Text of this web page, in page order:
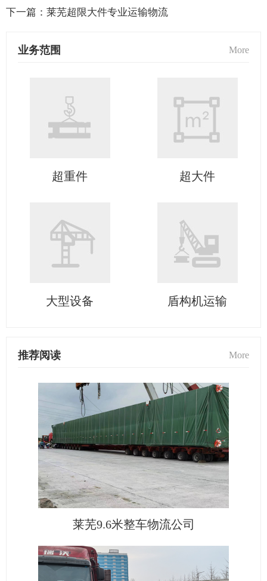
下一篇： 莱芜超限大件专业运输物流
业务范围 More
超重件 超大件
大型设备 盾构机运输
推荐阅读 More
莱芜9.6米整车物流公司